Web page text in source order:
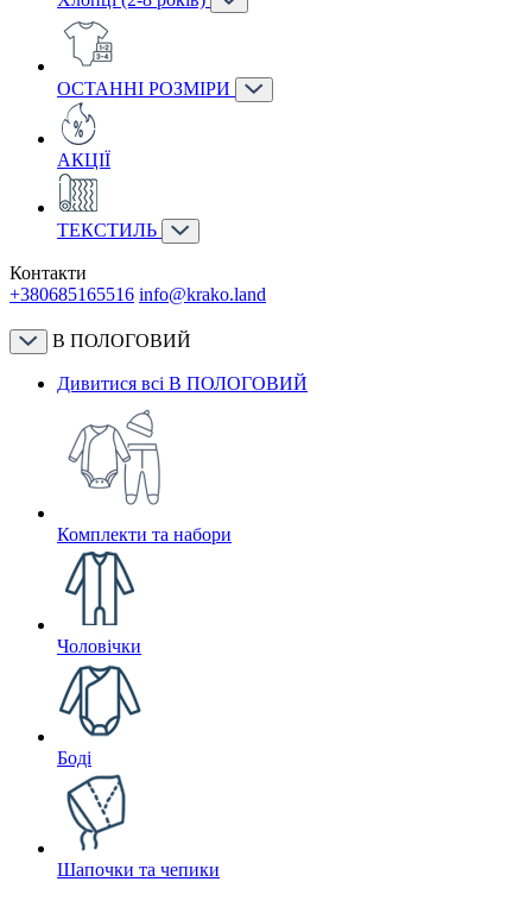
ОСТАННІ РОЗМІРИ
АКЦІЇ
ТЕКСТИЛЬ
Контакти
+380685165516 info@krako.land
В ПОЛОГОВИЙ
Дивитися всі В ПОЛОГОВИЙ
Комплекти та набори
Чоловічки
Боді
Шапочки та чепики